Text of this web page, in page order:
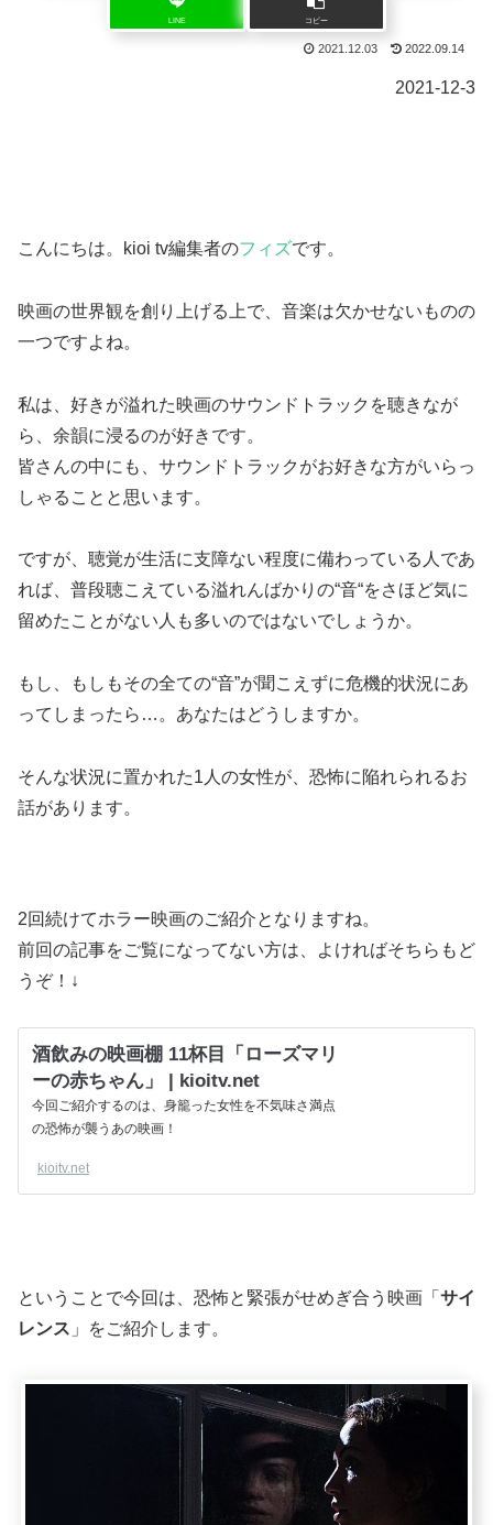
LINE コピー
2021.12.03 2022.09.14
2021-12-3
こんにちは。kioi tv編集者のフィズです。
映画の世界観を創り上げる上で、音楽は欠かせないものの
一つですよね。
私は、好きが溢れた映画のサウンドトラックを聴きなが
ら、余韻に浸るのが好きです。
皆さんの中にも、サウンドトラックがお好きな方がいらっ
しゃることと思います。
ですが、聴覚が生活に支障ない程度に備わっている人であ
れば、普段聴こえている溢れんばかりの“音“をさほど気に
留めたことがない人も多いのではないでしょうか。
もし、もしもその全ての“音”が聞こえずに危機的状況にあ
ってしまったら…。あなたはどうしますか。
そんな状況に置かれた1人の女性が、恐怖に陥れられるお
話があります。
2回続けてホラー映画のご紹介となりますね。
前回の記事をご覧になってない方は、よければそちらもど
うぞ！↓
酒飲みの映画棚 11杯目「ローズマリ
ーの赤ちゃん」 | kioitv.net
今回ご紹介するのは、身籠った女性を不気味さ満点
の恐怖が襲うあの映画！
kioitv.net
ということで今回は、恐怖と緊張がせめぎ合う映画「 サイ
レンス 」をご紹介します。